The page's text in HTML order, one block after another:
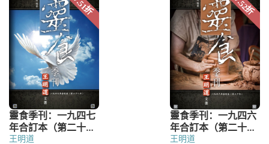
王明道 王明道